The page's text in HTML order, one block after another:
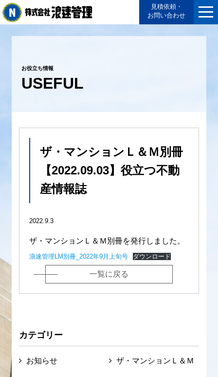
見積依頼・
お問い合わせ
お役立ち情報
USEFUL
ザ・マンションＬ＆Ｍ別冊
【2022.09.03】役立つ不動
産情報誌
2022.9.3
ザ・マンションＬ＆Ｍ別冊を発行しました。
浪速管理LM別冊_2022年9月上旬号 ダウンロード
一覧に戻る
カテゴリー
お知らせ ザ・マンションＬ＆Ｍ